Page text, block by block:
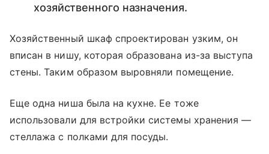
хозяйственного назначения.
Хозяйственный шкаф спроектирован узким, он
вписан в нишу, которая образована из-за выступа
стены. Таким образом выровняли помещение.
Еще одна ниша была на кухне. Ее тоже
использовали для встройки системы хранения —
стеллажа с полками для посуды.